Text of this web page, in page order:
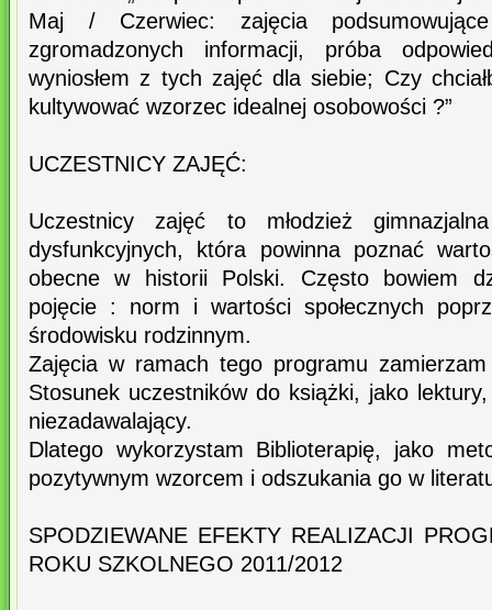
Maj / Czerwiec: zajęcia
zgromadzonych informacji, próba
wyniosłem z tych zajęć dla siebie; Czy
kultywować wzorzec idealnej osobowości ?”
UCZESTNICY ZAJĘĆ:
Uczestnicy zajęć to młodzież
dysfunkcyjnych, która powinna poznać
obecne w historii Polski. Często bowiem
pojęcie : norm i wartości społecznych
środowisku rodzinnym.
Zajęcia w ramach tego programu zamierzam
Stosunek uczestników do książki, jako
niezadawalający.
Dlatego wykorzystam Biblioterapię, jako
pozytywnym wzorcem i odszukania go w
SPODZIEWANE EFEKTY REALIZACJI
ROKU SZKOLNEGO 2011/2012